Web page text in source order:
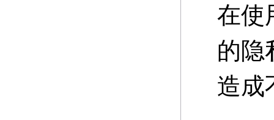
在使
的隐
造成